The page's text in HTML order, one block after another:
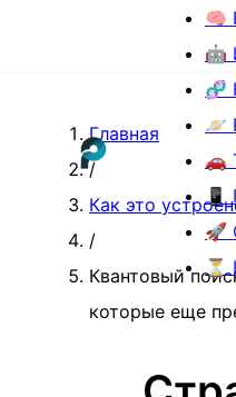
🧠
🤖
🧬
🪐
🚗
📱
🚀
⏳
Главная
/
Как это
/
Квантовый
которые еще